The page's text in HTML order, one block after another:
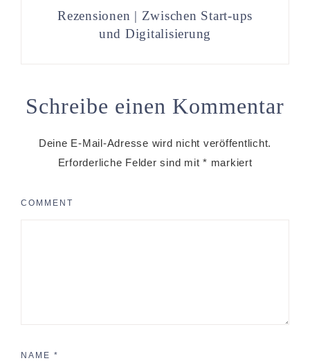
Rezensionen | Zwischen Start-ups
und Digitalisierung
Schreibe einen Kommentar
Deine E-Mail-Adresse wird nicht veröffentlicht.
Erforderliche Felder sind mit * markiert
COMMENT
NAME *